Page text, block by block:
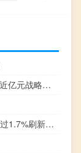
零重力飞机工业完成新一轮近亿元战略融资
诺和诺德ADR跌幅扩大至超过1.7%刷新日低至87.52美元